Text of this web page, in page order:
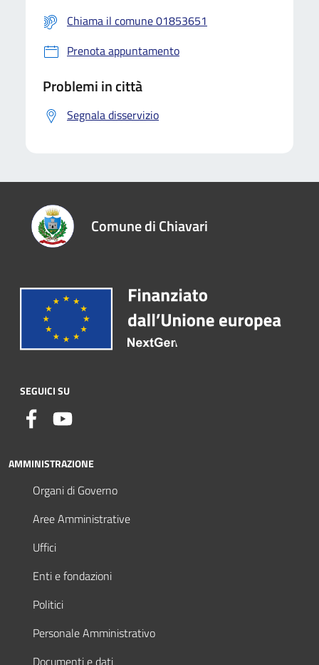
Chiama il comune 01853651
Prenota appuntamento
Problemi in città
Segnala disservizio
Comune di Chiavari
SEGUICI SU
AMMINISTRAZIONE
Organi di Governo
Aree Amministrative
Uffici
Enti e fondazioni
Politici
Personale Amministrativo
Documenti e dati